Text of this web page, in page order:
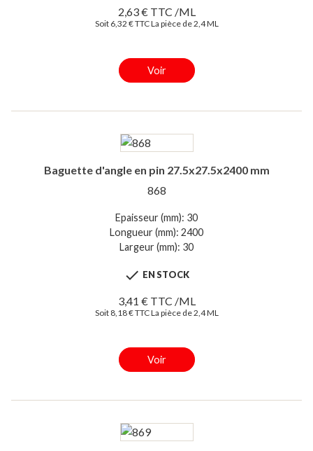
2,63 € TTC /ML
Soit 6,32 € TTC La pièce de 2,4 ML
Voir
Baguette d'angle en pin 27.5x27.5x2400 mm
868
Epaisseur (mm): 30
Longueur (mm): 2400
Largeur (mm): 30
 EN STOCK
3,41 € TTC /ML
Soit 8,18 € TTC La pièce de 2,4 ML
Voir